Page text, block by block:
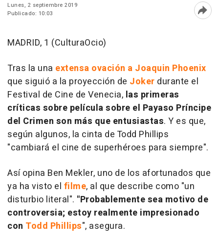
Lunes, 2 septiembre 2019
Publicado: 10:03
MADRID, 1 (CulturaOcio)
Tras la una extensa ovación a Joaquin Phoenix
que siguió a la proyección de Joker durante el
Festival de Cine de Venecia, las primeras
críticas sobre película sobre el Payaso Príncipe
del Crimen son más que entusiastas. Y es que,
según algunos, la cinta de Todd Phillips
"cambiará el cine de superhéroes para siempre".
Así opina Ben Mekler, uno de los afortunados que
ya ha visto el filme, al que describe como "un
disturbio literal". "Probablemente sea motivo de
controversia; estoy realmente impresionado
con Todd Phillips", asegura.